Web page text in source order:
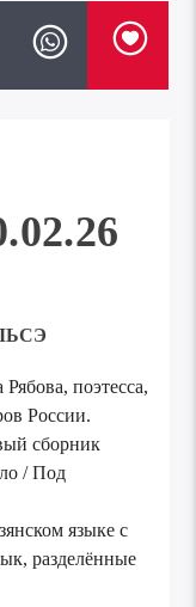
поэтесса,
России.
сборник
/ Под
языке с
разделённые